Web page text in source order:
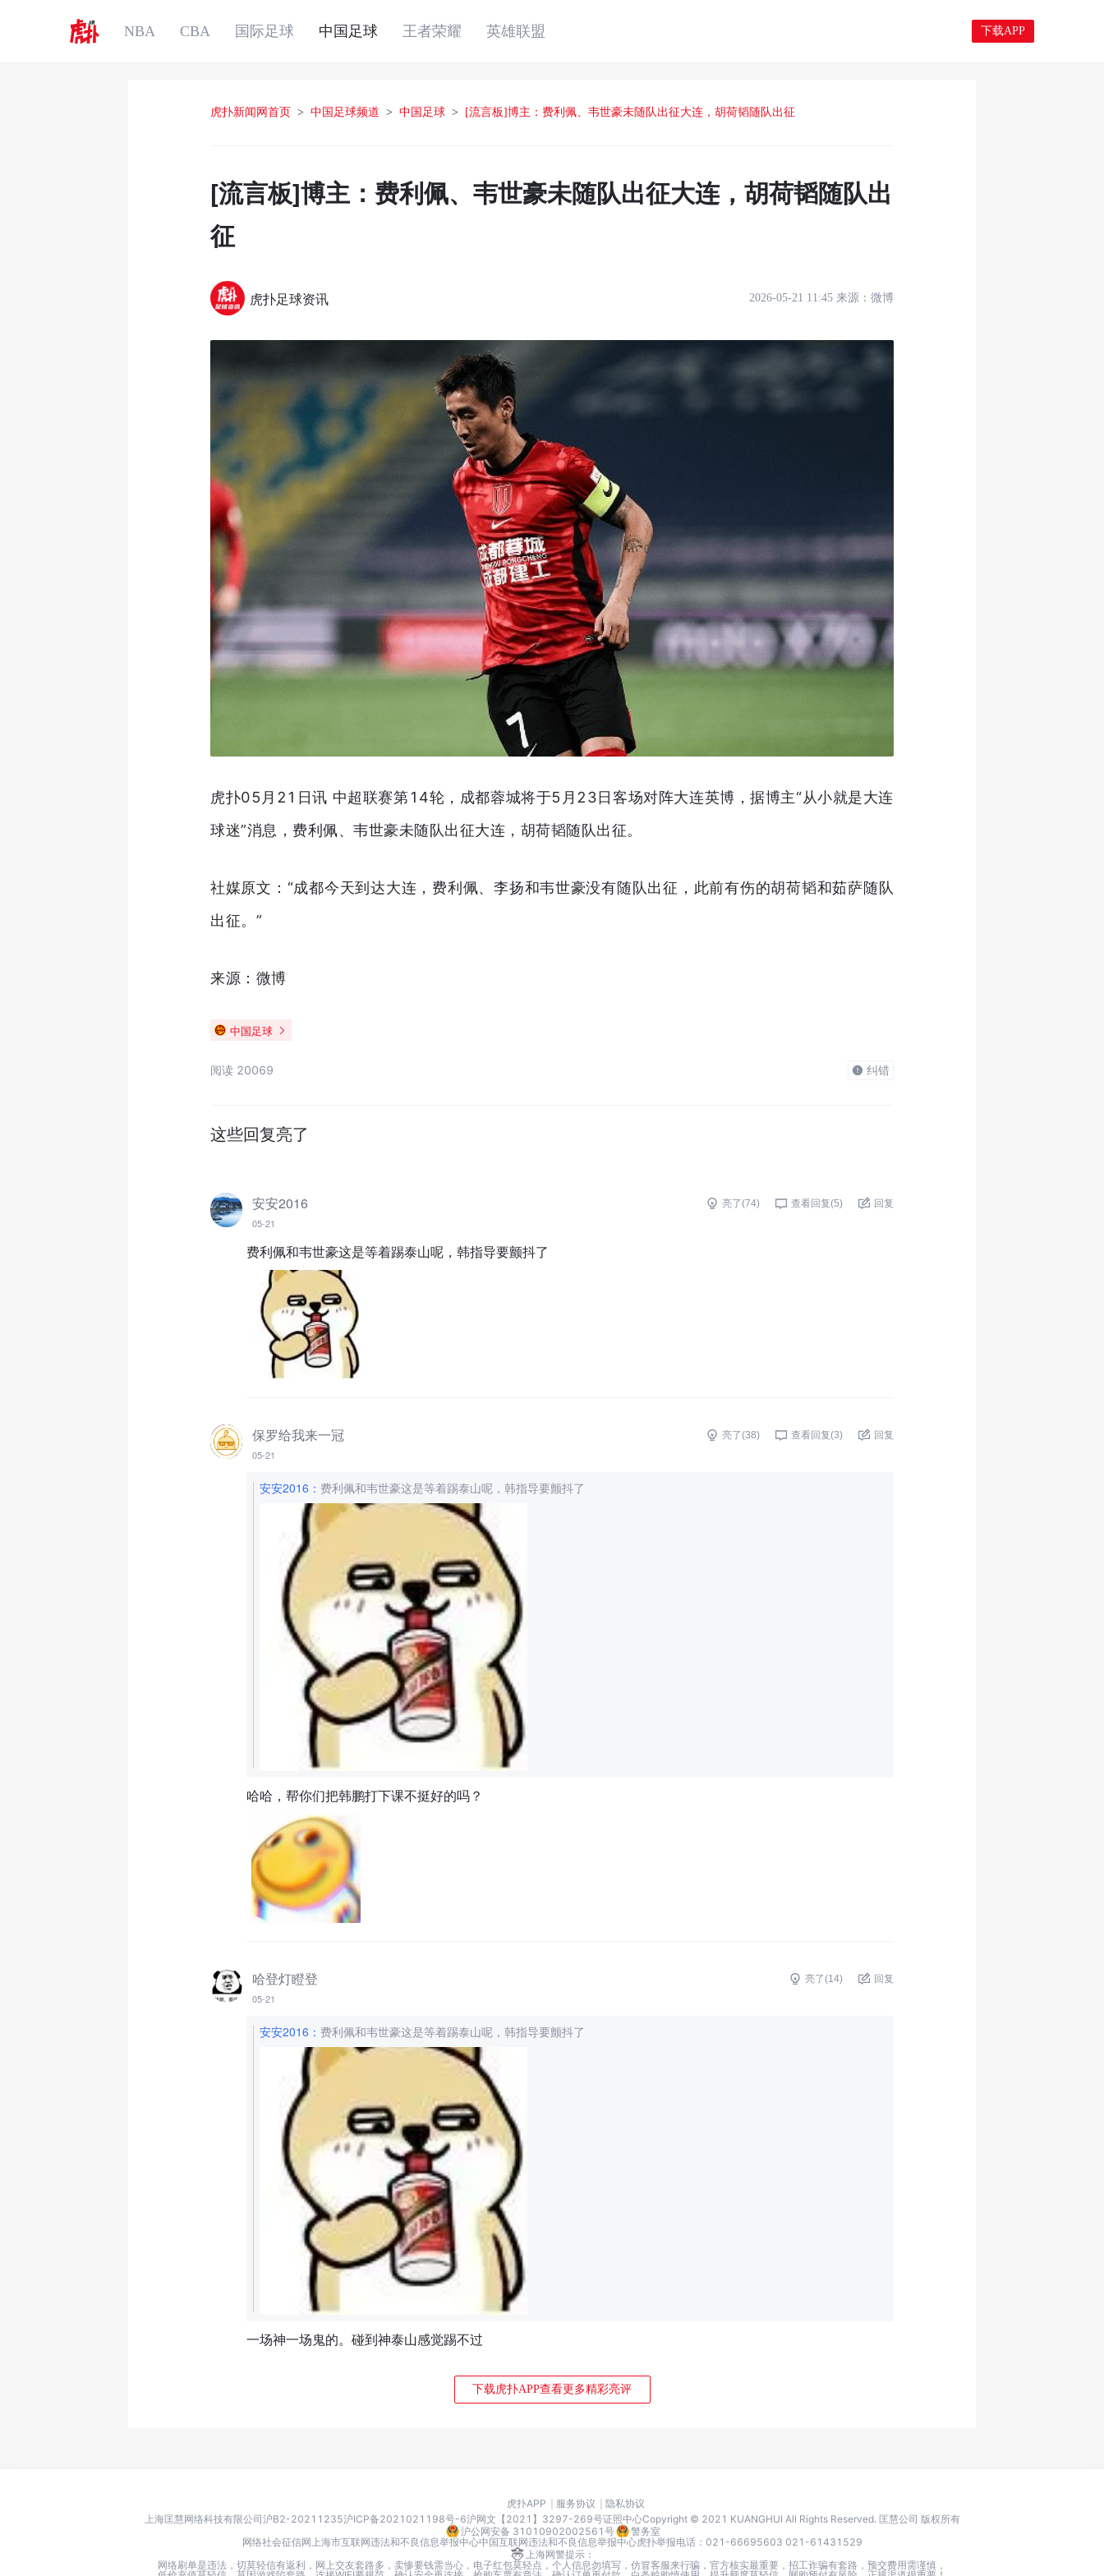
NBA CBA 国际足球 中国足球 王者荣耀 英雄联盟 下载APP
虎扑新闻网首页 > 中国足球频道 > 中国足球 > [流言板]博主：费利佩、韦世豪未随队出征大连，胡荷韬随队出征
[流言板]博主：费利佩、韦世豪未随队出征大连，胡荷韬随队出
征
虎扑足球资讯 2026-05-21 11:45 来源： 微博
虎扑05月21日讯 中超联赛第14轮，成都蓉城将于5月23日客场对阵大连英博，据博主“从小就是大连
球迷”消息，费利佩、韦世豪未随队出征大连，胡荷韬随队出征。
社媒原文：“成都今天到达大连，费利佩、李扬和韦世豪没有随队出征，此前有伤的胡荷韬和茹萨随队
出征。” ​
来源：微博
中国足球
阅读 20069 纠错
这些回复亮了
安安2016
05-21
亮了(74) 查看回复(5) 回复
费利佩和韦世豪这是等着踢泰山呢，韩指导要颤抖了
保罗给我来一冠
05-21
亮了(38) 查看回复(3) 回复
安安2016 ： 费利佩和韦世豪这是等着踢泰山呢，韩指导要颤抖了
哈哈，帮你们把韩鹏打下课不挺好的吗？
哈登灯瞪登
05-21
亮了(14) 回复
安安2016 ： 费利佩和韦世豪这是等着踢泰山呢，韩指导要颤抖了
一场神一场鬼的。碰到神泰山感觉踢不过
下载虎扑APP查看更多精彩亮评
虎扑APP 服务协议
隐私协议
上海匡慧网络科技有限公司沪B2-20211235沪ICP备2021021198号-6沪网文【2021】3297-269号证照中心Copyright © 2021 KUANGHUI All Rights Reserved. 匡慧公司 版权所有
沪公网安备 31010902002561号
警务室
网络社会征信网 上海市互联网违法和不良信息举报中心中国互联网违法和不良信息举报中心虎扑举报电话：021-66695603 021-61431529
上海网警提示：
网络刷单是违法，切莫轻信有返利，网上交友套路多，卖惨要钱需当心，电子红包莫轻点，个人信息勿填写，仿冒客服来行骗，官方核实最重要，招工诈骗有套路，预交费用需谨慎，